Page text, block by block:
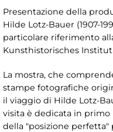
Presentazione della
Hilde Lotz-Bauer (1907-
particolare riferimento
Kunsthistorisches
La mostra, che
stampe fotografiche
il viaggio di Hilde Lotz-
visita è dedicata in primo
della "posizione perfetta"